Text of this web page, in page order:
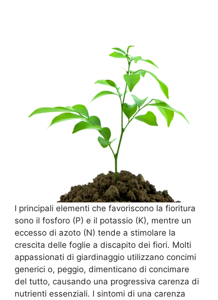
I principali elementi che favoriscono la fioritura
sono il fosforo (P) e il potassio (K), mentre un
eccesso di azoto (N) tende a stimolare la
crescita delle foglie a discapito dei fiori. Molti
appassionati di giardinaggio utilizzano concimi
generici o, peggio, dimenticano di concimare
del tutto, causando una progressiva carenza di
nutrienti essenziali. I sintomi di una carenza